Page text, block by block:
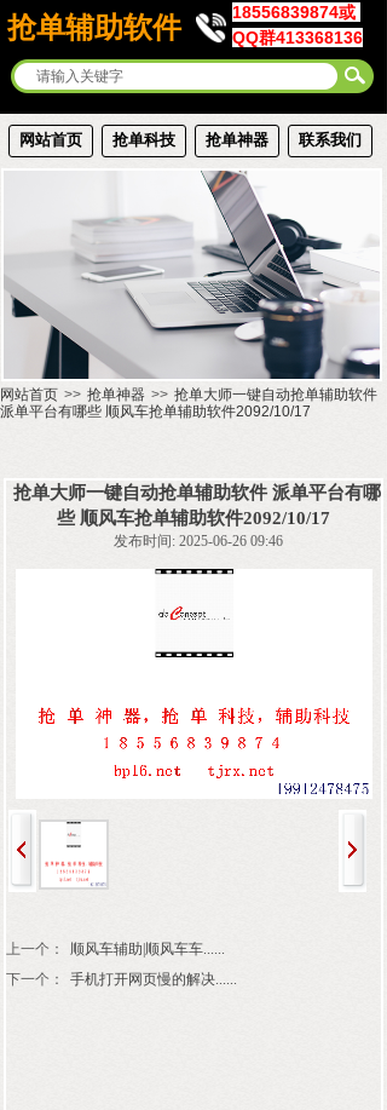
抢单辅助软件
18556839874或
QQ群413368136
网站首页 抢单科技 抢单神器 联系我们
网站首页 >> 抢单神器 >> 抢单大师一键自动抢单辅助软件
派单平台有哪些 顺风车抢单辅助软件2092/10/17
抢单大师一键自动抢单辅助软件 派单平台有哪
些 顺风车抢单辅助软件2092/10/17
发布时间: 2025-06-26 09:46
上一个：
顺风车辅助|顺风车车......
下一个：
手机打开网页慢的解决......